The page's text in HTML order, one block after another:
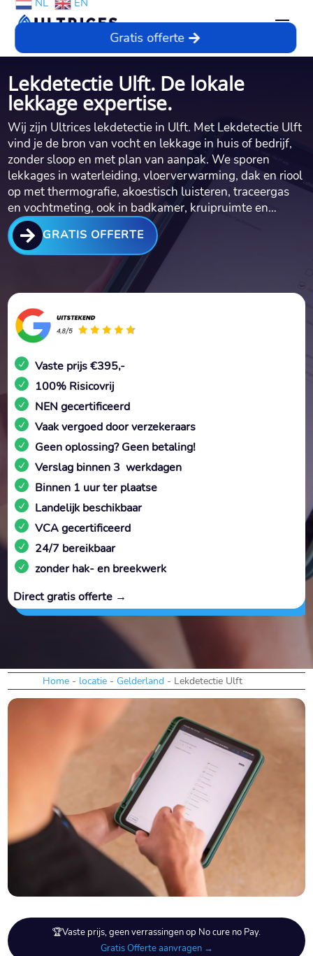
NL EN
Gratis offerte
Lekdetectie Ulft. De lokale
lekkage expertise.
Wij zijn Ultrices lekdetectie in Ulft.​ Met Lekdetectie Ulft
vind je de bron van vocht en lekkage in huis of bedrijf,
zonder sloop en met plan van aanpak.​ We sporen
lekkages in waterleiding, vloerverwarming, dak en riool
op met thermografie, akoestisch luisteren, traceergas
en vochtmeting, ook in badkamer, kruipruimte en…
 GRATIS OFFERTE
Vaste prijs €395,-
100% Risicovrij
NEN gecertificeerd
Vaak vergoed door verzekeraars
Geen oplossing? Geen betaling!
Verslag binnen 3 werkdagen
Binnen 1 uur ter plaatse
Landelijk beschikbaar
VCA gecertificeerd
24/7 bereikbaar
zonder hak- en breekwerk
Direct gratis offerte →
Home - locatie - Gelderland - Lekdetectie Ulft
🏆Vaste prijs, geen verrassingen op No cure no Pay.
Gratis Offerte aanvragen →